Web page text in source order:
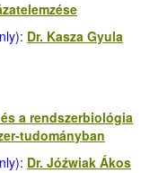
: Dr. Kasza Gyula
a rendszerbiológia
tudományban
: Dr. Jóźwiak Ákos